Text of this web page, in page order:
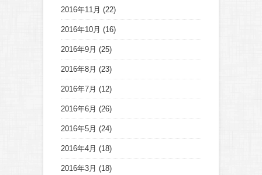
2016年11月 (22)
2016年10月 (16)
2016年9月 (25)
2016年8月 (23)
2016年7月 (12)
2016年6月 (26)
2016年5月 (24)
2016年4月 (18)
2016年3月 (18)